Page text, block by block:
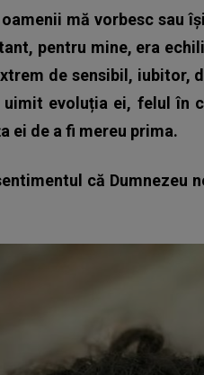
mă vorbesc sau
pentru mine, era
de sensibil,
evoluția ei, felul în
ei de a fi mereu prima.
că Dumnezeu